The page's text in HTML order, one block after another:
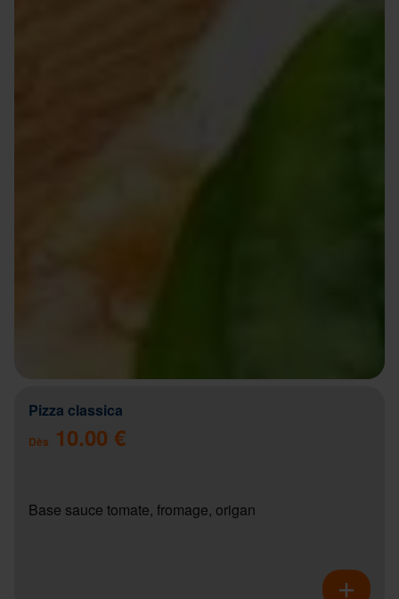
Pizza classica
Dès 10.00 €
Base sauce tomate, fromage, origan